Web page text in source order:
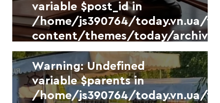
variable $post_id in
/home/js390764/today.vn.ua/
content/themes/today/
on line41
НовиниУКР.НЕТФото
На Вінниччині 51-річного
чоловіка засудили за
/home/js390764/today.vn.ua/
content/themes/today/
on line41
Warning: Undefined
variable $parents in
/home/js390764/today.vn.ua/